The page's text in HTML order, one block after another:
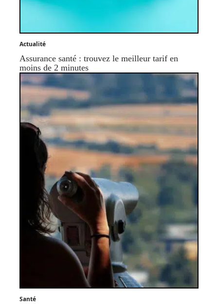
Actualité
Assurance santé : trouvez le meilleur tarif en
moins de 2 minutes
Santé